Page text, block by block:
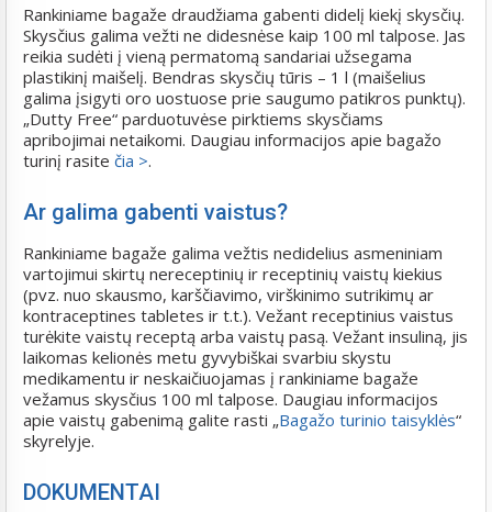
Rankiniame bagaže draudžiama gabenti didelį kiekį skysčių.
Skysčius galima vežti ne didesnėse kaip 100 ml talpose. Jas
reikia sudėti į vieną permatomą sandariai užsegama
plastikinį maišelį. Bendras skysčių tūris – 1 l (maišelius
galima įsigyti oro uostuose prie saugumo patikros punktų).
„Dutty Free“ parduotuvėse pirktiems skysčiams
apribojimai netaikomi. Daugiau informacijos apie bagažo
turinį rasite čia >.
Ar galima gabenti vaistus?
Rankiniame bagaže galima vežtis nedidelius asmeniniam
vartojimui skirtų nereceptinių ir receptinių vaistų kiekius
(pvz. nuo skausmo, karščiavimo, virškinimo sutrikimų ar
kontraceptines tabletes ir t.t.). Vežant receptinius vaistus
turėkite vaistų receptą arba vaistų pasą. Vežant insuliną, jis
laikomas kelionės metu gyvybiškai svarbiu skystu
medikamentu ir neskaičiuojamas į rankiniame bagaže
vežamus skysčius 100 ml talpose. Daugiau informacijos
apie vaistų gabenimą galite rasti „Bagažo turinio taisyklės“
skyrelyje.
DOKUMENTAI